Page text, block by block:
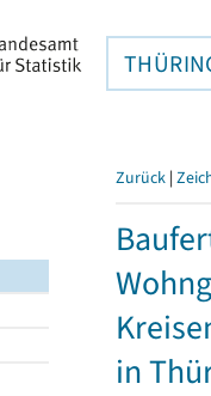
Zurück |
in